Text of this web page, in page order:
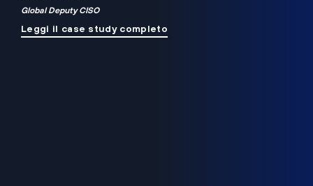
Global Deputy CISO
Leggi il case study completo